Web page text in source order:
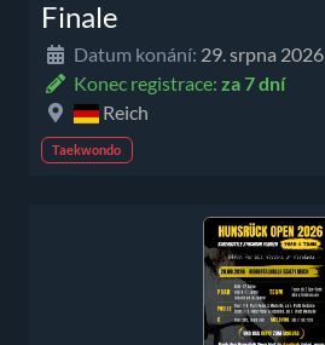
Finale
Datum konání: 29. srpna 2026
Konec registrace: za 7 dní
Reich
Taekwondo